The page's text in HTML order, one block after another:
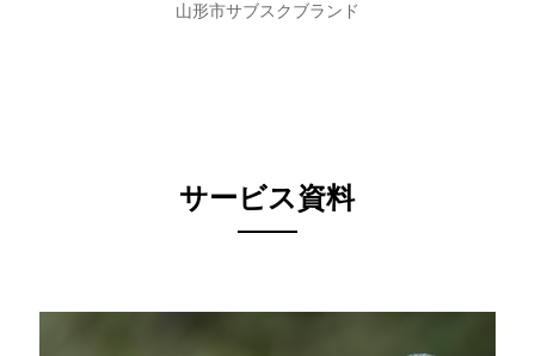
山形市サブスクブランド
サービス資料